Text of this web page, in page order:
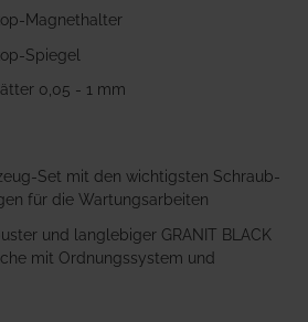
Magnethalter
Spiegel
0,05 - 1 mm
Set mit den wichtigsten Schraub-
für die Wartungsarbeiten
und langlebiger GRANIT BLACK
mit Ordnungssystem und